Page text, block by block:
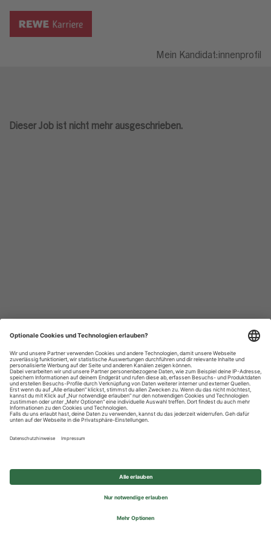
Mein Kandidat:innenprofil
Dieser Job ist nicht mehr ausgeschrieben.
Datenschutzhinweise
Impressum
Privatsphäre-Einstellungen
© 2026 REWE Group - All rights reserved